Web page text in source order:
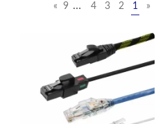
«
1
2
3
4
…
9
»